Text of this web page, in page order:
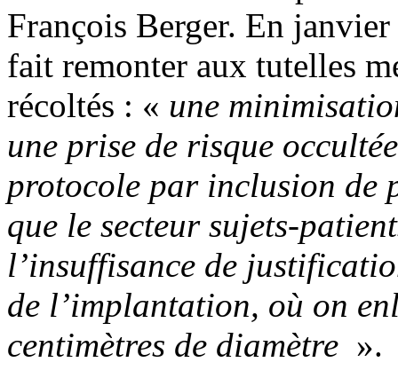
François Berger. En
fait remonter aux tutelles
récoltés : « une
une prise de risque
protocole par inclusion de
que le secteur sujets-
l’insuffisance de
de l’implantation, où on
centimètres de diamètre ».